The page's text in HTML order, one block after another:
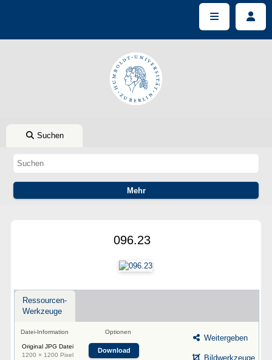
Suchen
096.23
Ressourcen-
Werkzeuge
Datei-Information Optionen
Original JPG Datei
1200 × 1200 Pixel
Download
Weitergeben
Bildwerkzeuge